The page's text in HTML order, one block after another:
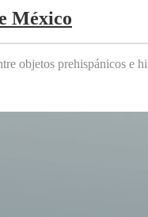
México
objetos prehispánicos